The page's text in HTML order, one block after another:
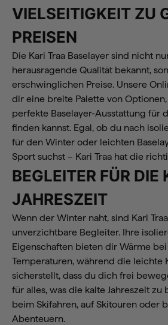
VIELSEITIGKEIT ZU
PREISEN
Die Kari Traa Baselayer sind nicht
herausragende Qualität bekannt,
erschwinglichen Preise. Unsere
dir eine breite Palette von
perfekte Baselayer-Ausstattung für
finden kannst. Egal, ob du nach
für den Winter oder leichten
Sport suchst – Kari Traa hat die
BEGLEITER FÜR DIE
JAHRESZEIT
Wenn der Winter naht, sind Kari
unverzichtbare Begleiter. Ihre
Eigenschaften bieten dir Wärme
Temperaturen, während die leichte
sicherstellt, dass du dich frei
für alles, was die kalte Jahreszeit zu
beim Skifahren, auf Skitouren oder
Abenteuern.